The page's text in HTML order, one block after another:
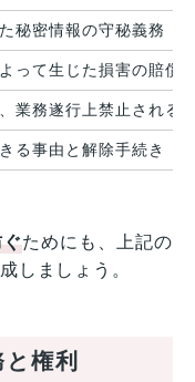
秘密情報の守秘義務
って生じた損害の賠償
業務遂行上禁止される
る事由と解除手続き
ぐためにも、上記の
しましょう。
権利